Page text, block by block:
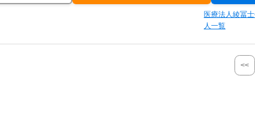
医療法人綾冨
人一覧
<<